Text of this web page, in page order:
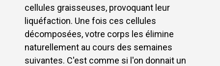
cellules graisseuses, provoquant leur
liquéfaction. Une fois ces cellules
décomposées, votre corps les élimine
naturellement au cours des semaines
suivantes. C'est comme si l'on donnait un